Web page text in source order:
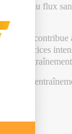
du flux
il
d'exercices
tes
pour